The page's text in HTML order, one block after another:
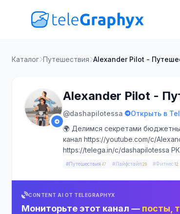
Каталог Путешествия Alexander Pilot -
Alexander Pilot -
@dashapilotessa·
Открыть в
🌍 Делимся секретами
канал https://youtube.com/c/
https://telega.in/c/dashapilotessa
#Путешествия 47 #Лайфстайл 29 #Фитнес12
CONTENT AI ОТ TELEGRAPHYX
Мониторьте этот канал — посты,